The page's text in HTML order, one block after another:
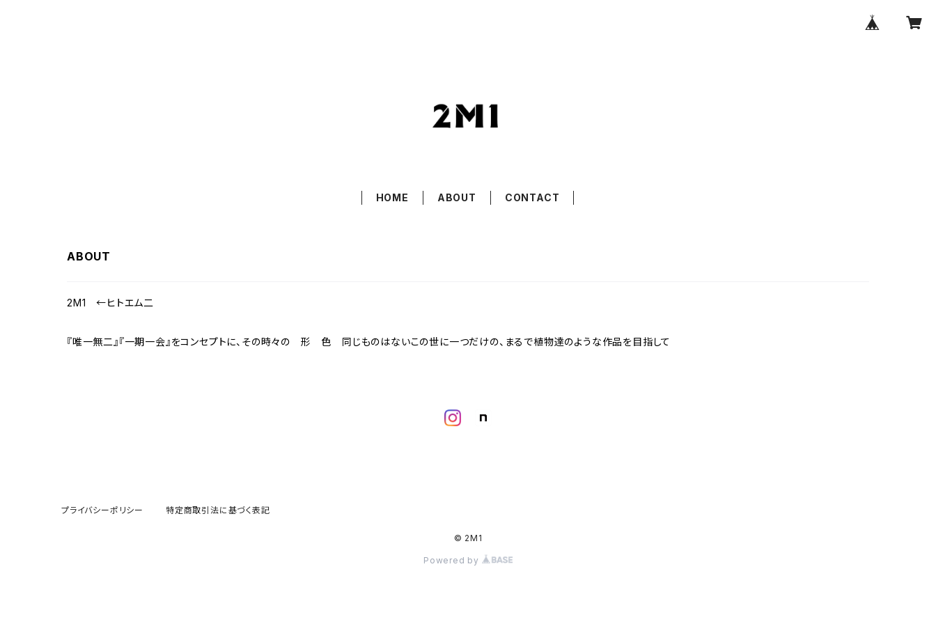
HOME ABOUT CONTACT
ABOUT
2M1 ←ヒトエム二
『唯一無二』『一期一会』をコンセプトに、その時々の 形 色 同じものはないこの世に一つだけの、まるで植物達のような作品を目指して
プライバシーポリシー 特定商取引法に基づく表記
© 2M1
Powered by